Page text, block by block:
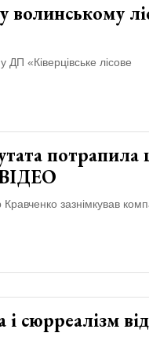
волинському
ДП «Ківерцівське лісове
потрапила
ВІДЕО
зазнімкував
сюрреалізм від